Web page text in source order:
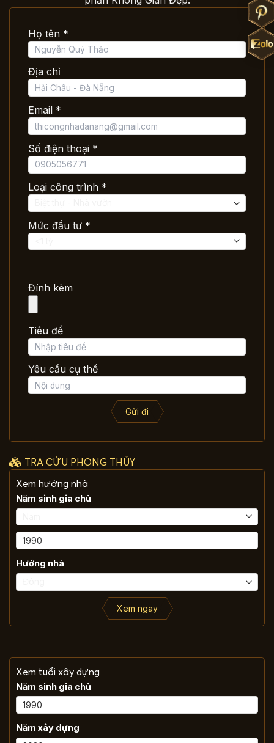
Họ tên *
Địa chỉ
Email *
Số điện thoại *
Loại công trình *
Mức đầu tư *
Đính kèm
Tiêu đề
Yêu cầu cụ thể
Gửi đi
TRA CỨU PHONG THỦY
Xem hướng nhà
Năm sinh gia chủ
Hướng nhà
Xem ngay
Xem tuổi xây dựng
Năm sinh gia chủ
Năm xây dựng